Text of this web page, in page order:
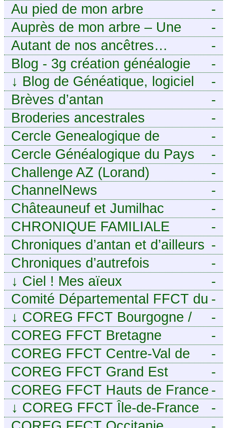
-
Au pied de mon arbre
-
Auprès de mon arbre – Une
histoire de racines
-
Autant de nos ancêtres…
-
Blog - 3g création généalogie
-
↓ Blog de Généatique, logiciel
de généalogie
-
Brèves d’antan
-
Broderies ancestrales
-
Cercle Genealogique de
l’Aveyron
-
Cercle Généalogique du Pays
de Caux - Seine-Maritime
-
Challenge AZ (Lorand)
-
ChannelNews
-
Châteauneuf et Jumilhac
-
CHRONIQUE FAMILIALE
-
Chroniques d’antan et d’ailleurs
-
Chroniques d’autrefois
-
↓ Ciel ! Mes aïeux
-
Comité Départemental FFCT du
Cher
-
↓ COREG FFCT Bourgogne /
Franche-Comté
-
COREG FFCT Bretagne
-
COREG FFCT Centre-Val de
Loire
-
COREG FFCT Grand Est
-
COREG FFCT Hauts de France
-
↓ COREG FFCT Île-de-France